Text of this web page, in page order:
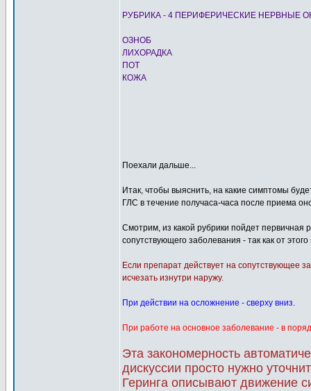
РУБРИКА - 4 ПЕРИФЕРИЧЕСКИЕ НЕРВНЫЕ
ОЗНОБ
ЛИХОРАДКА
ПОТ
КОЖА
Поехали дальше...
Итак, чтобы выяснить, на какие симптомы
ГЛС в течение получаса-часа после приема
Смотрим, из какой рубрики пойдет первичная
сопутствующего заболевания - так как от
Если препарат действует на сопутствующее
исчезать изнутри наружу.
При действии на осложнение - сверху вниз.
При работе на основное заболевание - в
Эта закономерность
дискуссии просто нужно
Геринга описывают движение